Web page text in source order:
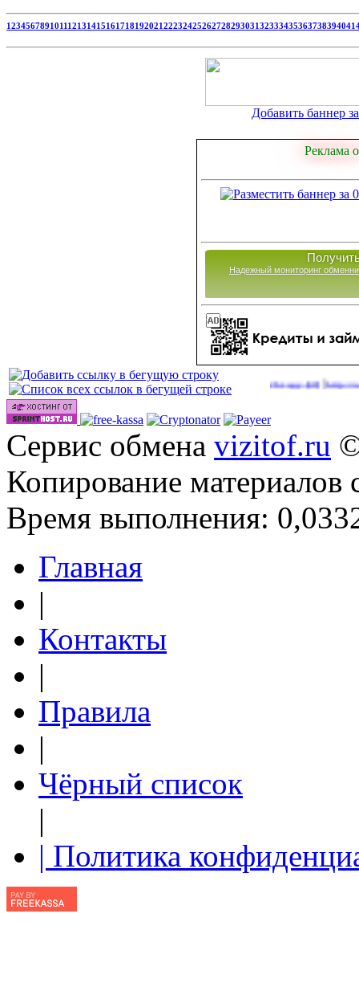
1234567891011121314151617181920212223242526272829303132333435363738394041
Добавить баннер
Реклама
Надежный мониторинг
Сайты для заработка в 2026 году (39)|http://
Сервис обмена vizitof.ru
Копирование материалов
Время выполнения:
Главная
|
Контакты
|
Правила
|
Чёрный список
|
| Политика